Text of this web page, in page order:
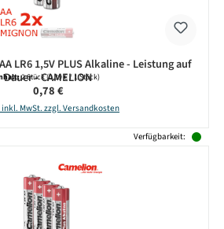
LR6 1,5V PLUS Alkaline - Leistung auf
Dauer - CAMELION
2 Stück(0,39 € / 1 Stück)
Regulärer Preis:
0,78 €
inkl. MwSt. zzgl. Versandkosten
Verfügbarkeit: